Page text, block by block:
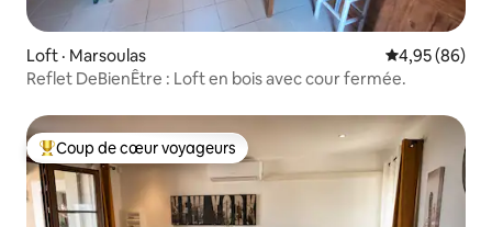
Loft · Marsoulas Note
4,95 (86)
Reflet DeBienÊtre : Loft en bois avec cour fermée.
Coup de cœur voyageurs parmi les plus aimés
Coup de cœur voyageurs